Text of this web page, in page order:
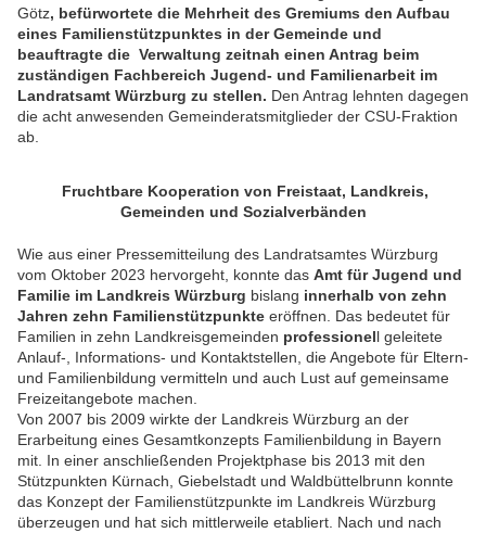
Götz, befürwortete die Mehrheit des Gremiums den Aufbau
eines Familienstützpunktes in der Gemeinde und
beauftragte die Verwaltung zeitnah einen Antrag beim
zuständigen Fachbereich Jugend- und Familienarbeit im
Landratsamt Würzburg zu stellen. Den Antrag lehnten dagegen
die acht anwesenden Gemeinderatsmitglieder der CSU-Fraktion
ab.
Fruchtbare Kooperation von Freistaat, Landkreis,
Gemeinden und Sozialverbänden
Wie aus einer Pressemitteilung des Landratsamtes Würzburg
vom Oktober 2023 hervorgeht, konnte das Amt für Jugend und
Familie im Landkreis Würzburg bislang innerhalb von zehn
Jahren zehn Familienstützpunkte eröffnen. Das bedeutet für
Familien in zehn Landkreisgemeinden professionell geleitete
Anlauf-, Informations- und Kontaktstellen, die Angebote für Eltern-
und Familienbildung vermitteln und auch Lust auf gemeinsame
Freizeitangebote machen.
Von 2007 bis 2009 wirkte der Landkreis Würzburg an der
Erarbeitung eines Gesamtkonzepts Familienbildung in Bayern
mit. In einer anschließenden Projektphase bis 2013 mit den
Stützpunkten Kürnach, Giebelstadt und Waldbüttelbrunn konnte
das Konzept der Familienstützpunkte im Landkreis Würzburg
überzeugen und hat sich mittlerweile etabliert. Nach und nach